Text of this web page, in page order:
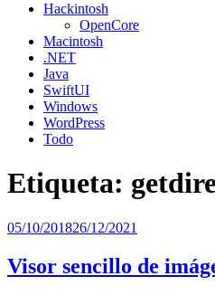
Hackintosh
OpenCore
Macintosh
.NET
Java
SwiftUI
Windows
WordPress
Todo
Etiqueta:
Publicado
05/10/201826/12/2021
Visor sencillo de